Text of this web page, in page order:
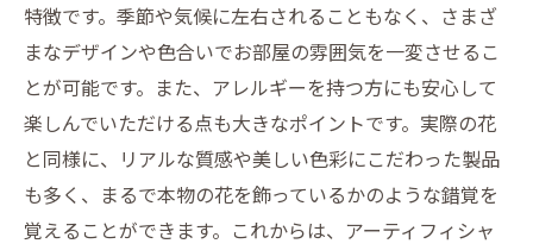
特徴です。季節や気候に左右されることもなく、さまざ
まなデザインや色合いでお部屋の雰囲気を一変させるこ
とが可能です。また、アレルギーを持つ方にも安心して
楽しんでいただける点も大きなポイントです。実際の花
と同様に、リアルな質感や美しい色彩にこだわった製品
も多く、まるで本物の花を飾っているかのような錯覚を
覚えることができます。これからは、アーティフィシャ